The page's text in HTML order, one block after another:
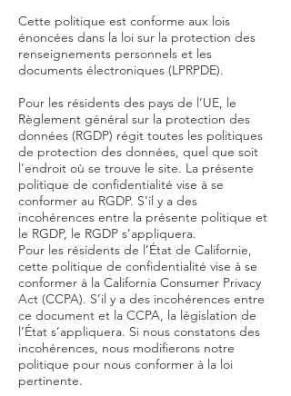
Cette politique est conforme aux lois
énoncées dans la loi sur la protection des
renseignements personnels et les
documents électroniques (LPRPDE).
Pour les résidents des pays de l’UE, le
Règlement général sur la protection des
données (RGDP) régit toutes les politiques
de protection des données, quel que soit
l’endroit où se trouve le site. La présente
politique de confidentialité vise à se
conformer au RGDP. S’il y a des
incohérences entre la présente politique et
le RGDP, le RGDP s’appliquera.
Pour les résidents de l’État de Californie,
cette politique de confidentialité vise à se
conformer à la California Consumer Privacy
Act (CCPA). S’il y a des incohérences entre
ce document et la CCPA, la législation de
l’État s’appliquera. Si nous constatons des
incohérences, nous modifierons notre
politique pour nous conformer à la loi
pertinente.